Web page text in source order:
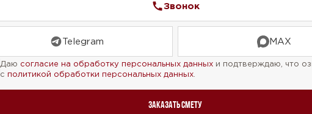
Звонок
Telegram MAX
Даю согласие на обработку персональных данных и подтверждаю, что
с политикой обработки персональных данных
Заказать смету